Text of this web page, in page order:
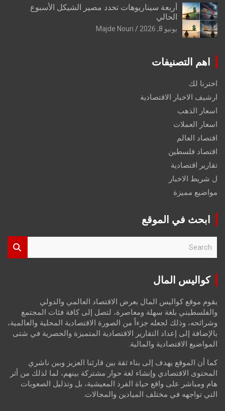
أربعة سيناريوهات تحدد مصير الشيكل الأسبوع
الحالي
يونيو 8, 2026 Majde Nouri
اهم التصنيفات
اخترنا لك
ارشيف الاخبار الاقتصادية
اسعار الذهب
اسعار العملات
اقتصاد العالم
اقتصاد فلسطين
تقارير اقتصادية
ل شريط الاخبار
مواضيع مميزة
ابحث في الموقع
r
كواليس المال
يقوم موقع كواليس المال بعرض الاقتصاد العالمي والدولي
والفلسطيني بلغة سهلة ومعاصرة، لتصل إلى كافة فئات المجتمع
وشرائحه، وذلك لجعله جزءاً من الصورة الاقتصادية المحلية والعالمية،
بالإضافة إلى إعداد التقارير الاقتصادية المتميزة والحصرية في شتى
المواضيع الاقتصادية والمالية.
كما أن الموقع يهدف إلى بناء ثقة بين قارئنا العزيز وبين ناشري
المحتوى الاقتصادي وإنشاء لغة حوار مشتركة بينهم، لما لذلك من أثر
هام ومباشر على واقع حياة الفرد المعيشية، بل وتذليل الصعوبات
التي تواجهه في مختلف الميادين والمجالات.